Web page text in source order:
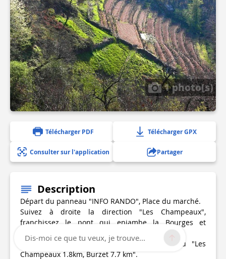
1 photo(s)
Télécharger PDF Télécharger GPX
Consulter sur l'application Partager
Description
Départ du panneau "INFO RANDO", Place du marché.
Suivez à droite la direction "Les Champeaux",
franchissez le pont qui enjambe la Bourges et
rejoignez la RD 26.
Sur la place de l'église, suivre le panneau "Les
Champeaux 1.8km, Burzet 7.7 km".
Dis-moi ce que tu veux, je trouve...